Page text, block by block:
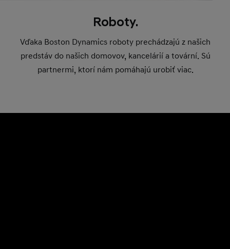
Roboty.
Vďaka Boston Dynamics roboty prechádzajú z našich
predstáv do našich domovov, kancelárií a tovární. Sú
partnermi, ktorí nám pomáhajú urobiť viac.